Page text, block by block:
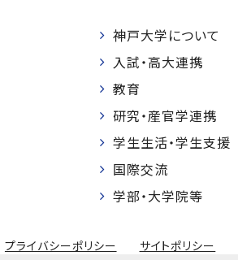
神戸大学について
入試・高大連携
教育
研究・産官学連携
学生生活・学生支援
国際交流
学部・大学院等
プライバシーポリシー サイトポリシー